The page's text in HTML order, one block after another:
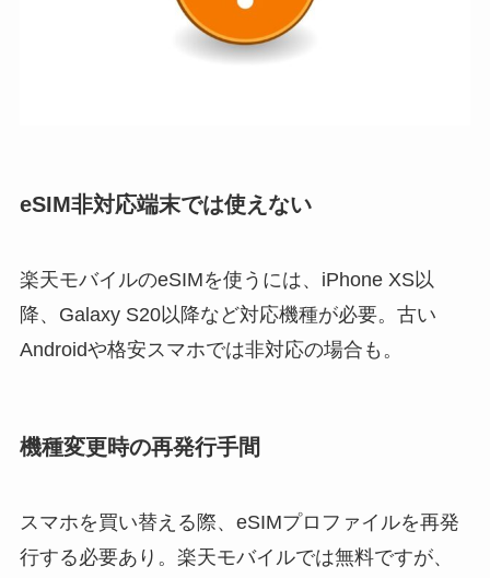
eSIM非対応端末では使えない
楽天モバイルのeSIMを使うには、iPhone XS以
降、Galaxy S20以降など対応機種が必要。古い
Androidや格安スマホでは非対応の場合も。
機種変更時の再発行手間
スマホを買い替える際、eSIMプロファイルを再発
行する必要あり。楽天モバイルでは無料ですが、